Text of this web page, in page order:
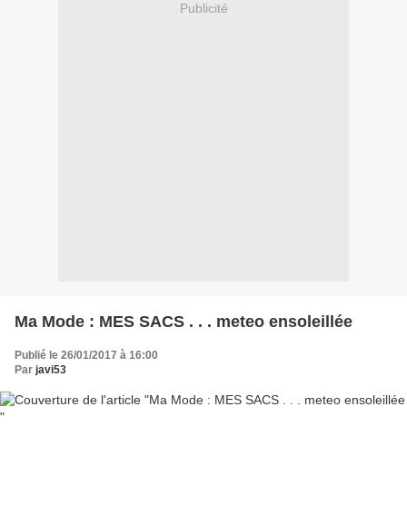
Publicité
Ma Mode : MES SACS . . . meteo ensoleillée
Publié le 26/01/2017 à 16:00
Par javi53